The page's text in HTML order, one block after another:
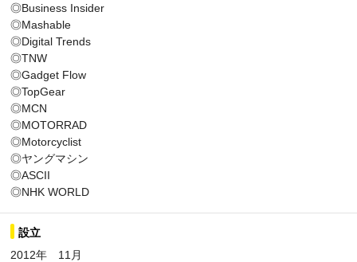
◎Business Insider
◎Mashable
◎Digital Trends
◎TNW
◎Gadget Flow
◎TopGear
◎MCN
◎MOTORRAD
◎Motorcyclist
◎ヤングマシン
◎ASCII
◎NHK WORLD
設立
2012年 11月